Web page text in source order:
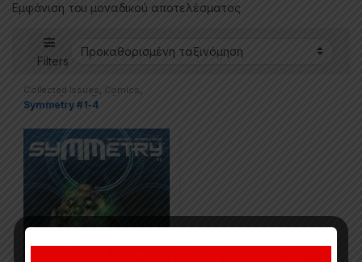
Εμφάνιση του μοναδικού αποτελέσματος
Filters
Collected Issues, Comics,
Limited Series, Top Cow
Symmetry #1-4